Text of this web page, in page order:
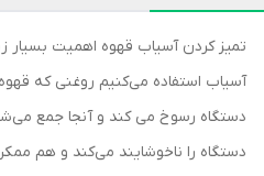
تمیز کردن آسیاب قهوه اهمیت بسیار
دستگاه رسوخ می کند و آنجا جمع
دستگاه را ناخوشایند می‌کند و هم